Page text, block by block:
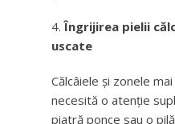
Îngrijirea pielii
uscate
Călcâiele și zonele
necesită o atenție
piatră ponce sau o